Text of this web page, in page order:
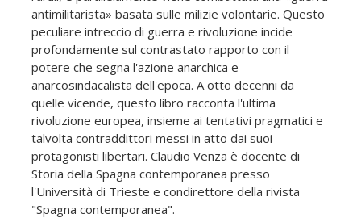
antimilitarista» basata sulle milizie volontarie. Questo
peculiare intreccio di guerra e rivoluzione incide
profondamente sul contrastato rapporto con il
potere che segna l'azione anarchica e
anarcosindacalista dell'epoca. A otto decenni da
quelle vicende, questo libro racconta l'ultima
rivoluzione europea, insieme ai tentativi pragmatici e
talvolta contraddittori messi in atto dai suoi
protagonisti libertari. Claudio Venza è docente di
Storia della Spagna contemporanea presso
l'Università di Trieste e condirettore della rivista
"Spagna contemporanea".